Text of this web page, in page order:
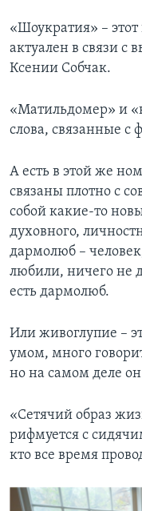
«Шоукратия» –
актуален в связи
Ксении Собчак.
«Матильдомер» и
слова, связанные
А есть в этой же
связаны плотно с
собой какие-то
духовного,
дармолюб –
любили, ничего не
есть дармолюб.
Или живоглупие –
умом, много
но на самом деле он
«Сетячий образ
рифмуется с
кто все время